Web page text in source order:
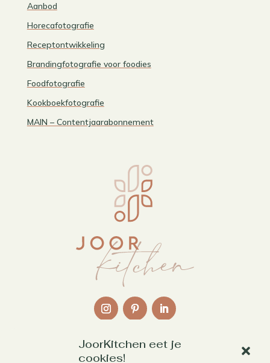
JoorKitchen eet je
cookies!
Aanbod
Horecafotografie
Receptontwikkeling
Brandingfotografie voor foodies
Foodfotografie
Kookboekfotografie
MAIN – Contentjaarabonnement